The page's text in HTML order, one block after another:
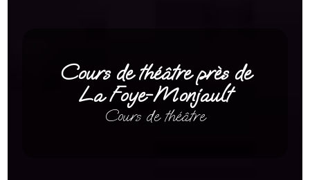
Cours de théâtre près de
La Foye-Monjault
Cours de théâtre